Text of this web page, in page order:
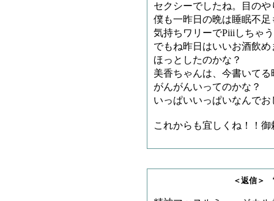
セクシーでしたね。目の
僕も一昨日の晩は睡眠不
気持ちワリーでPiiiしちゃ
でもね昨日はいいお酒飲
ほっとしたのかな？
美香ちゃんは、今書いて
がんがんいってのかな？
いっぱいいっぱいなんで
これからも宜しくね！！
＜返信＞ 雷神王さ